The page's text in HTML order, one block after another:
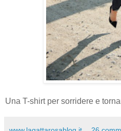
Una T-shirt per sorridere e